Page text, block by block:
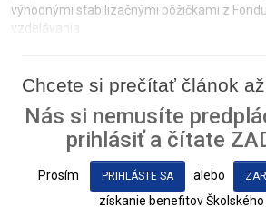
výhodnými stabilizačnými pôžičkami z
vzdelávania.
Chcete si prečítať článok
Nás si nemusíte
prihlásiť a čítate
Prosím PRIHLÁSTE SA alebo
získanie benefitov